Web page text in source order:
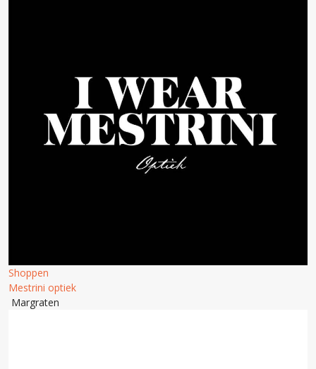
Shoppen
Mestrini optiek
Margraten